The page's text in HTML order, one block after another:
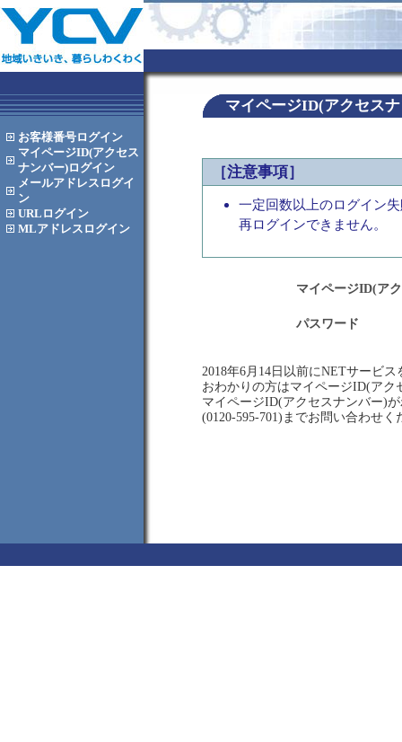
お客様番号ログイン
マイページID(アクセス
ナンバー)ログイン
メールアドレス ログイ
ン
URL ログイン
MLアドレス ログイン
マイページID(アクセス
［注意事項］
一定回数以上のログイン
再ログインできません。
マイページID(ア
パスワード
2018年6月14日以前にNETサービ
おわかりの方はマイページID(ア
マイページID(アクセスナンバー)
(0120-595-701)までお問い合わせく